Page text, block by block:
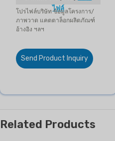
ไฟล์
โปรไฟล์บริษัท ข้อมูลโครงการ/
ภาพวาด แคตตาล็อกผลิตภัณฑ์
อ้างอิง ฯลฯ
Send Product Inquiry
Related Products